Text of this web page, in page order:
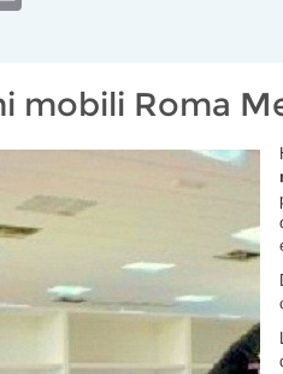
mobili Roma